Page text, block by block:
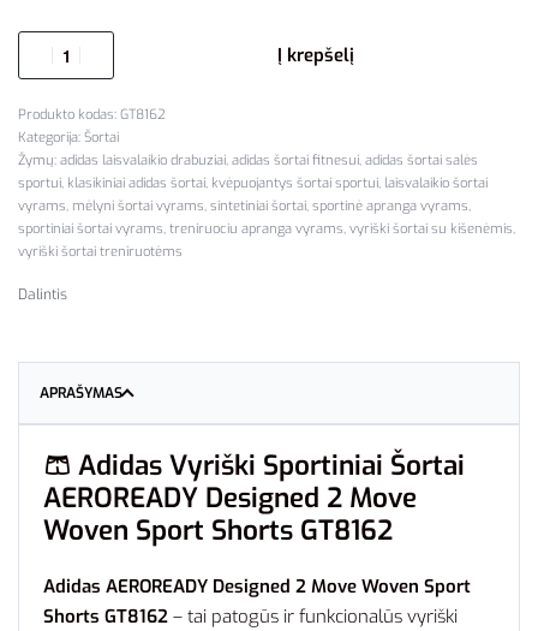
Į krepšelį
GT8162
Kategorija: Šortai
Žymų: adidas laisvalaikio drabuziai, adidas šortai fitnesui, adidas šortai salės
sportui, klasikiniai adidas šortai, kvėpuojantys šortai sportui, laisvalaikio šortai
vyrams, mėlyni šortai vyrams, sintetiniai šortai, sportinė apranga vyrams,
sportiniai šortai vyrams, treniruociu apranga vyrams, vyriški šortai su kišenėmis,
vyriški šortai treniruotėms
Dalintis
APRAŠYMAS
🩳 Adidas Vyriški Sportiniai Šortai
AEROREADY Designed 2 Move
Woven Sport Shorts GT8162
Adidas AEROREADY Designed 2 Move Woven Sport
Shorts GT8162 – tai patogūs ir funkcionalūs vyriški